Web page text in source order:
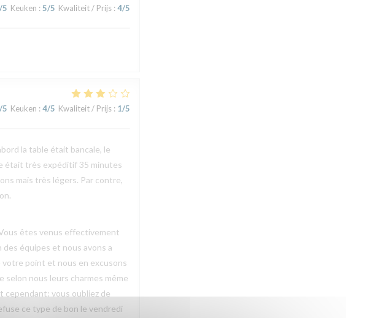
/5 Keuken : 5/5 Kwaliteit / Prijs: 4/5
/5 Keuken : 4/5 Kwaliteit / Prijs: 1/5
la table était bancale, le
était très expéditif 35 minutes
mais très légers. Par contre,
êtes venus effectivement
équipes et nous avons a
point et nous en excusons
nous leurs charmes même
cependant: vous oubliez de
ce type de bon le vendredi